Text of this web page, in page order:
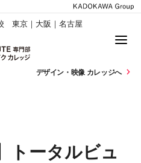
東京｜大阪｜名古屋
デザイン・ 映像 カレッジへ
トータルビュ